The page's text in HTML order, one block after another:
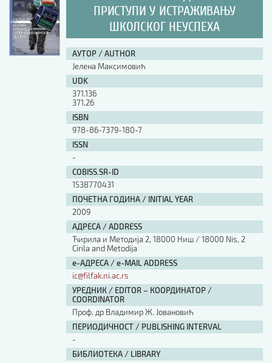
ПРИСТУПИ У ИСТРАЖИВАЊУ
ШКОЛСКОГ НЕУСПЕХА
АУТОР / AUTHOR
Јелена Максимовић
UDK
371.136
371.26
ISBN
978-86-7379-180-7
ISSN
-
COBISS.SR-ID
1538770431
ПОЧЕТНА ГОДИНА / INITIAL YEAR
2009
АДРЕСА / ADDRESS
Ћирила и Методија 2, 18000 Ниш / 18000 Nis, 2
Cirila and Metodija
е-АДРЕСА / e-MAIL ADDRESS
ic@filfak.ni.ac.rs
УРЕДНИК / EDITOR – КООРДИНАТОР /
COORDINATOR
Проф. др Владимир Ж. Јовановић
ПЕРИОДИЧНОСТ / PUBLISHING INTERVAL
-
БИБЛИОТЕКА / LIBRARY